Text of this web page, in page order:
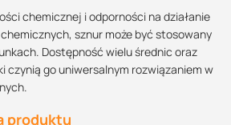
chemicznej i odporności na działanie
sznur może być stosowany
Dostępność wielu średnic oraz
czynią go uniwersalnym rozwiązaniem w
produktu